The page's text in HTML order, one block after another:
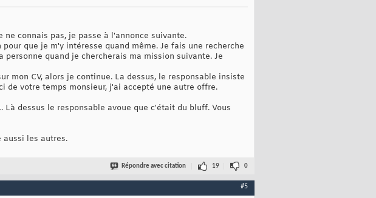
ne connais pas, je passe à l'annonce suivante.
que je m'y intéresse quand même. Je fais une recherche
quand je chercherais ma mission suivante. Je
mon CV, alors je continue. La dessus, le responsable insiste
de votre temps monsieur, j'ai accepté une autre offre.
dessus le responsable avoue que c'était du bluff. Vous
aussi les autres.
Répondre avec citation 19 0
#5